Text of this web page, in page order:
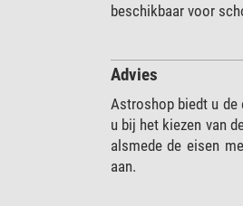
beschikbaar voor
Advies
Astroshop biedt u de
u bij het kiezen van
alsmede de eisen
aan.